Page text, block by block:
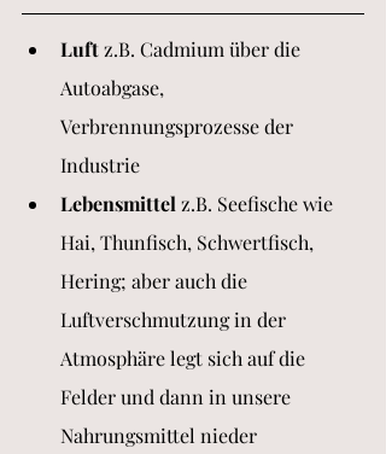
Luft z.B. Cadmium über die
Autoabgase,
Verbrennungsprozesse der
Industrie
Lebensmittel z.B. Seefische wie
Hai, Thunfisch, Schwertfisch,
Hering; aber auch die
Luftverschmutzung in der
Atmosphäre legt sich auf die
Felder und dann in unsere
Nahrungsmittel nieder